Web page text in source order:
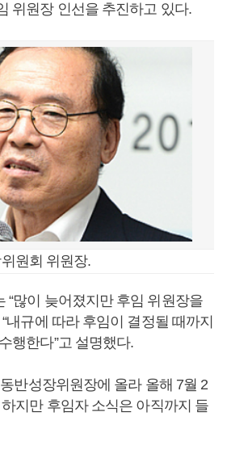
위원장 인선을 추진하고 있다.
원회 위원장.
“많이 늦어졌지만 후임 위원장을
내규에 따라 후임이 결정될 때까지
행한다”고 설명했다.
반성장위원장에 올라 올해 7월 2
지만 후임자 소식은 아직까지 들